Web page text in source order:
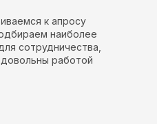
к апросу
наиболее
сотрудничества,
работой